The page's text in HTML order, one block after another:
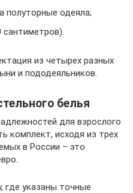
полуторные одеяла;
сантиметров).
из четырех разных
и пододеяльников.
белья
для взрослого
комплект, исходя из трех
в России – это
где указаны точные